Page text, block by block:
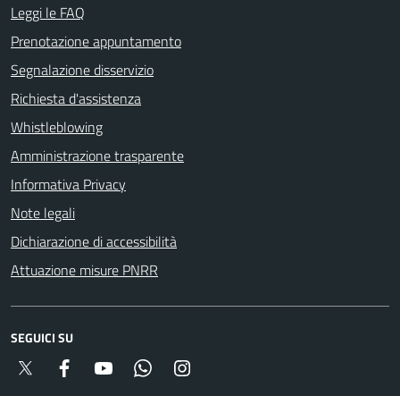
Leggi le FAQ
Prenotazione appuntamento
Segnalazione disservizio
Richiesta d'assistenza
Whistleblowing
Amministrazione trasparente
Informativa Privacy
Note legali
Dichiarazione di accessibilità
Attuazione misure PNRR
SEGUICI SU
Twitter Facebook YouTube Whatsapp